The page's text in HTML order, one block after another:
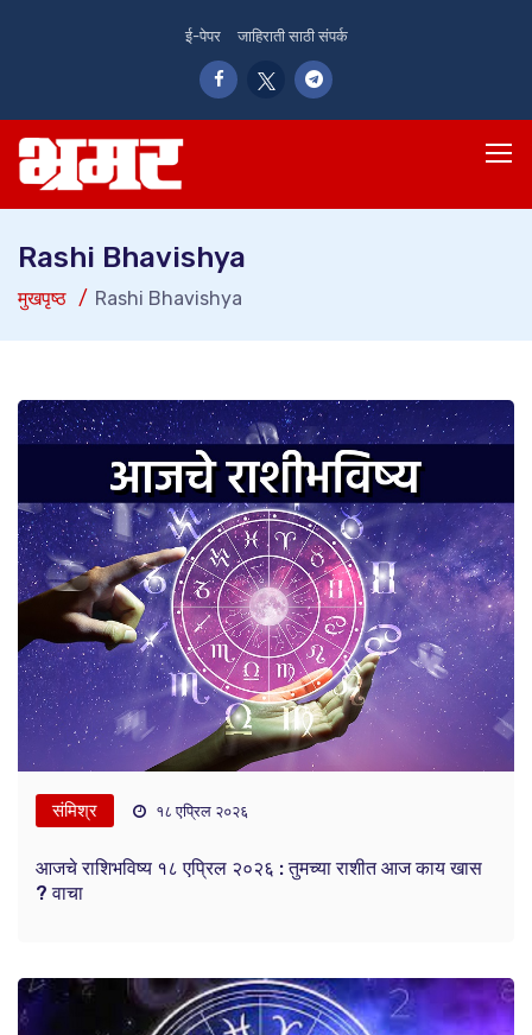
ई-पेपर जाहिराती साठी संपर्क
Rashi Bhavishya
मुखपृष्ठ Rashi Bhavishya
संमिश्र १८ एप्रिल २०२६
आजचे राशिभविष्य १८ एप्रिल २०२६ : तुमच्या राशीत आज काय खास
? वाचा